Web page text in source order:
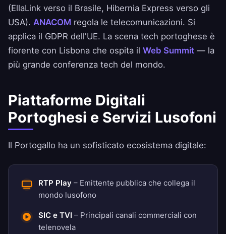
(EllaLink verso il Brasile, Hibernia Express verso gli
USA). ANACOM regola le telecomunicazioni. Si
applica il GDPR dell'UE. La scena tech portoghese è
fiorente con Lisbona che ospita il Web Summit — la
più grande conferenza tech del mondo.
Piattaforme Digitali
Portoghesi e Servizi Lusofoni
Il Portogallo ha un sofisticato ecosistema digitale:
RTP Play – Emittente pubblica che collega il
mondo lusofono
SIC e TVI – Principali canali commerciali con
telenovela